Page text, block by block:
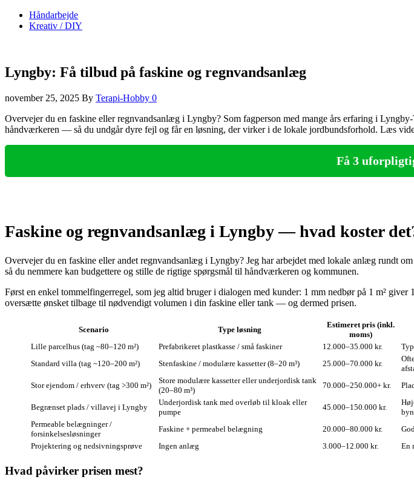
Håndarbejde
Kreativ / DIY
Lyngby: Få tilbud på faskine og regnvandsanlæg
november 25, 2025 By Terapi-Hobby 0
Overvejer du en faskine eller regnvandsanlæg i Lyngby? Som fagperson med mange års erfaring i
håndværkeren — så du undgår dyre fejl og får en løsning, der virker i de lokale jordbundsforhold. Læs
Få 3
Faskine og regnvandsanlæg i Lyngby — hvad koster
Overvejer du en faskine eller andet regnvandsanlæg i Lyngby? Jeg har arbejdet med lokale anlæg rundt
så du nemmere kan budgettere og stille de rigtige spørgsmål til håndværkeren og kommunen.
Først en enkel tommelfingerregel, som jeg altid bruger i dialogen med kunder: 1 mm nedbør på 1 m²
oversætte ønsket tilbage til nødvendigt volumen i din faskine eller tank — og dermed prisen.
Scenario Type løsning
Estimeret pris (inkl.
moms)
Lille parcelhus (tag ~80–120 m²)
Prefabrikeret plastkasse / små faskiner 12.000–35.000 kr.
Standard villa (tag ~120–200 m²)
Stenfaskine / modulære kassetter (8–20 m³) 25.000–70.000 kr.
Stor ejendom / erhverv (tag >300 m²)
Store modulære kassetter eller underjordisk tank
(20–80 m³)
70.000–250.000+ kr.
Begrænset plads / villavej i Lyngby
Underjordisk tank med overløb til kloak eller
pumpe
45.000–150.000 kr.
Permeable belægninger /
forsinkelsesløsninger
Faskine + permeabel belægning 20.000–80.000 kr.
Projektering og nedsivningsprøve
Ingen anlæg 3.000–12.000 kr. En
Hvad påvirker prisen mest?